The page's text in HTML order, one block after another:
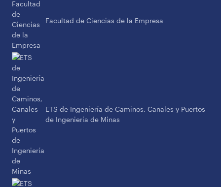
Facultad de Ciencias de la Empresa
ETS de Ingeniería de Caminos, Canales y Puertos
de Ingeniería de Minas